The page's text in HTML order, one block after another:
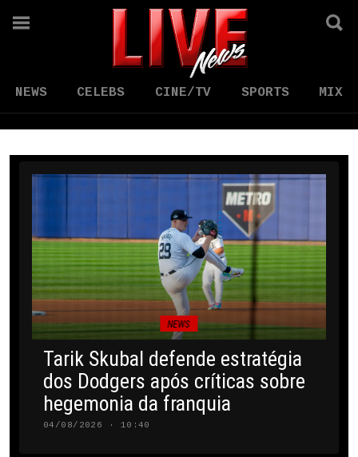
NEWS CELEBS CINE/TV SPORTS MIX
NEWS
Tarik Skubal defende estratégia
dos Dodgers após críticas sobre
hegemonia da franquia
04/08/2026 · 10:40